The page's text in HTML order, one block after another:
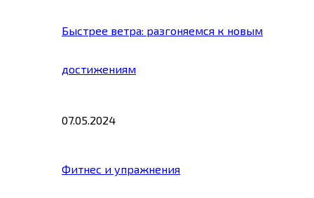
Быстрее ветра: разгоняемся к новым
достижениям
07.05.2024
Фитнес и упражнения